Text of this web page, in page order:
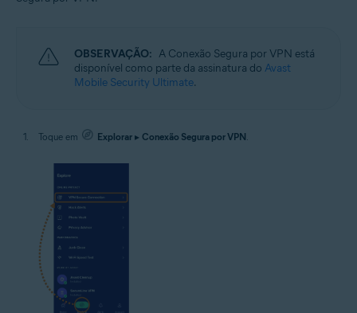
OBSERVAÇÃO: A Conexão Segura por VPN está
disponível como parte da assinatura do Avast
Mobile Security Ultimate.
Toque em Explorar ▸ Conexão Segura por VPN.